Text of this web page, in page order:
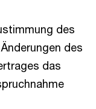
des
des
das